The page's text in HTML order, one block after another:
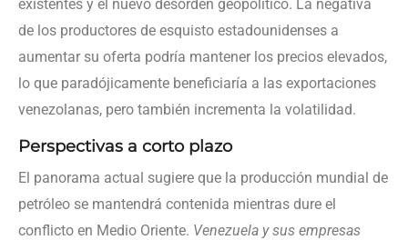
existentes y el nuevo desorden geopolítico. La negativa
de los productores de esquisto estadounidenses a
aumentar su oferta podría mantener los precios elevados,
lo que paradójicamente beneficiaría a las exportaciones
venezolanas, pero también incrementa la volatilidad.
Perspectivas a corto plazo
El panorama actual sugiere que la producción mundial de
petróleo se mantendrá contenida mientras dure el
conflicto en Medio Oriente. Venezuela y sus empresas